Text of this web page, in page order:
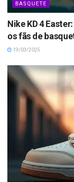
BASQUETE
Nike KD 4
os fãs de
19/03/2025